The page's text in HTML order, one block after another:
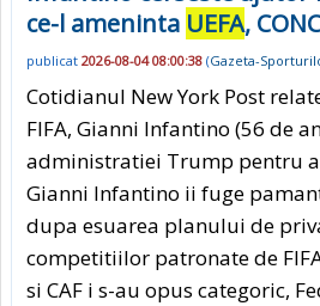
ce-l ameninta UEFA,
publicat 2026-08-04 08:00:38 (Gazeta-
Cotidianul New York Post
FIFA, Gianni Infantino (56 de
administratiei Trump pentru
Gianni Infantino ii fuge
dupa esuarea planului de
competitiilor patronate de
si CAF i s-au opus categoric,